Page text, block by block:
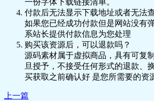
🎵 20. 原敬的梦想.mp3
📄 20. 原敬的梦想.pdf
🎵 21.mp3
📄 21.pdf
🎵 22.mp3
📄 22.pdf
🎵 23 .mp3
📄 23 .pdf
📄 24.MP3
付款后无法显示下载地址或者无法
如果您已经成功付款但是网站没有
系站长提供付款信息为您处理
购买该资源后，可以退款吗？
源码素材属于虚拟商品，具有可复
旦授予，不接受任何形式的退款、
买获取之前确认好 是您所需要的资
上一篇